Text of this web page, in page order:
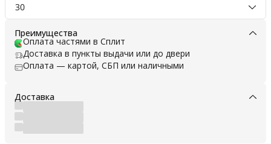
30
Преимущества
Оплата частями в Сплит
Доставка в пункты выдачи или до двери
Оплата — картой, СБП или наличными
Доставка